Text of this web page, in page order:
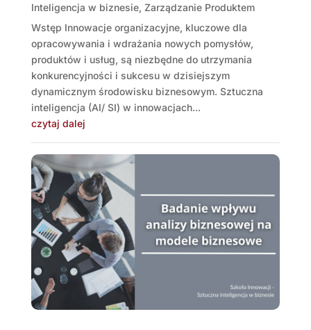
Inteligencja w biznesie, Zarządzanie Produktem
Wstęp Innowacje organizacyjne, kluczowe dla
opracowywania i wdrażania nowych pomysłów,
produktów i usług, są niezbędne do utrzymania
konkurencyjności i sukcesu w dzisiejszym
dynamicznym środowisku biznesowym. Sztuczna
inteligencja (AI/ SI) w innowacjach...
czytaj dalej